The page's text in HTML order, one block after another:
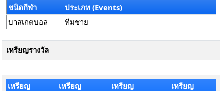
ชนิดกีฬา
ประเภท (Events)
บาสเกตบอล
ทีมชาย
เหรียญรางวัล
เหรียญ
เหรียญ
เหรียญ
เหรียญ